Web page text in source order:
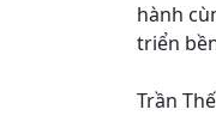
hành
triển
Trần